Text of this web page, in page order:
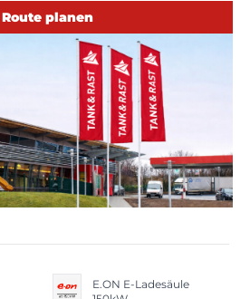
Route planen
E.ON E-Ladesäule